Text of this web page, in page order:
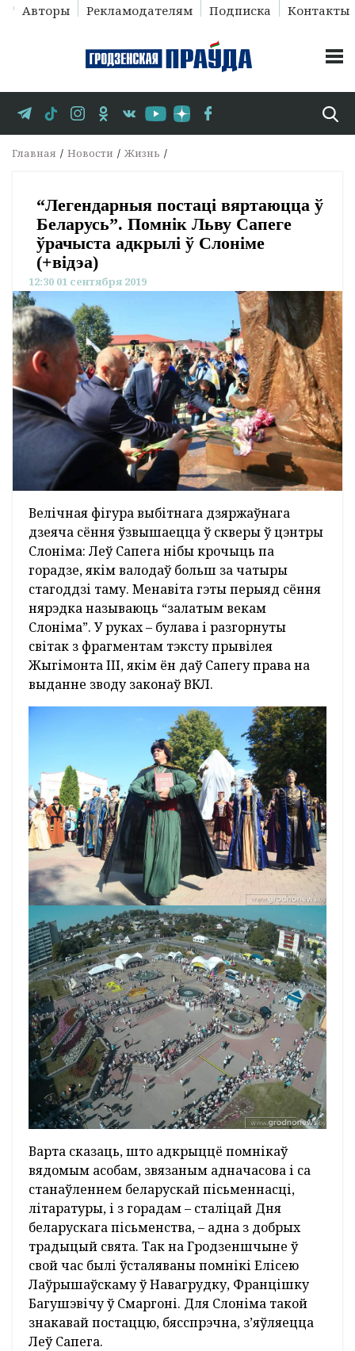
Авторы Рекламодателям Подписка Контакты
Главная Новости Жизнь
“Легендарныя постаці вяртаюцца ў
Беларусь”. Помнік Льву Сапеге
ўрачыста адкрылі ў Слоніме
(+відэа)
12:30 01 сентября 2019
Велічная фігура выбітнага дзяржаўнага
дзеяча сёння ўзвышаецца ў скверы ў цэнтры
Слоніма: Леў Сапега нібы крочыць па
горадзе, якім валодаў больш за чатыры
стагоддзі таму. Менавіта гэты перыяд сёння
нярэдка называюць “залатым векам
Слоніма”. У руках – булава і разгорнуты
світак з фрагментам тэксту прывілея
Жыгімонта ІІІ, якім ён даў Сапегу права на
выданне зводу законаў ВКЛ.
Варта сказаць, што адкрыццё помнікаў
вядомым асобам, звязаным адначасова і са
станаўленнем беларускай пісьменнасці,
літаратуры, і з горадам – сталіцай Дня
беларускага пісьменства, – адна з добрых
традыцый свята. Так на Гродзеншчыне ў
свой час былі ўсталяваны помнікі Елісею
Лаўрышаўскаму ў Навагрудку, Францішку
Багушэвічу ў Смаргоні. Для Слоніма такой
знакавай постаццю, бясспрэчна, з’яўляецца
Леў Сапега.